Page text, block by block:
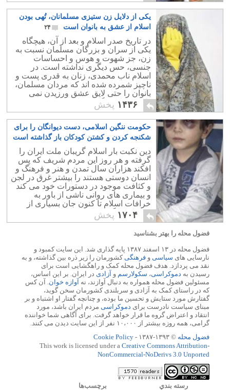
یکی از دلایل زن ستیزی مسلمانان، تُهی بودن
اسلام از عشق به بانوان است
۲۴
در تاریخ صدر اسلام و بعد از آن، هیچگاه
یکی از سران و بزرگان مسلمان نسبت به
زن، جز شهوت و هوس و احساسات
جنسی، حس دیگری نداشته است. در
اسلام ناب محمدی، زنان به قدری پست و
ناچیز شمرده شده اند که مردان مسلمان،
بانوان را حتی لایق عشق ورزیدن نمی
دانند؛ چرا که نگاه مردان مسلمان به هر
زنی، نگاهی ابزاری است.
۱۴۳۶ پخش
حکومت ننگین اسلامی، دست دیوانگان را برای
شکنجه کردن و کشتن کودکان باز گذاشته است
۱۲
دین نکبت بار اسلام گریبان ملت ایران را
گرفته و هر روز این مردم شریف که پس
افکند هزاران سال تمدن و هنر و فرهنگ و
انسان دوستی هستند را بیشتر غرق در لجن
و کثافت موجود در دستورات خود می کند
و بیماری های روانی ناشی از باور به
خرافات اسلام تا کنون جان بسیاری از
کودکان را گرفته است.
۱۷۰۴ پخش
فضول محله را بهتر بشناسید
فضول محله در ۱۳ اسفند ۱۳۸۷ پایه گذاری شد. این سایت کمبود و
نارسایی های سیاسی و فرهنگیکشورمان را زیر ذره بین گذاشته، و به
نقد می پردازد. هدف فضول محله کمک و راهگشایی است برای
رسیدن به دموکراسی، سکولارسم و آزادی در ایران. بر این اساس،
مسئولین فضول محله همواره به دنبال آوازند، نه آوازه خوان. آن کس
که در راستای کمک به آزادی و سربلندی کشورمان سخن گوید،
گفتارش مورد ستایش و تحسین ما بوده، و چنانچه گفتار او اشتباه و بر
مبنای سیاست نادرست برای دموکراسی مردم ایران باشد، مورد
انتقاد و اعتراض گروه ما قرار خواهد گرفت. برای آگاهی شما خواننده
گرامی، همه روزه بیشتر از ۱۰،۰۰۰ نفر از این سایت دیدن می کنند.
فضول محله © ۱۳۹۳-۱۳۸۷ -
Cookie Policy
This work is licensed under a Creative Commons Attribution-
NonCommercial-NoDerivs 3.0 Unported
رسته بندي برچسب‌ها